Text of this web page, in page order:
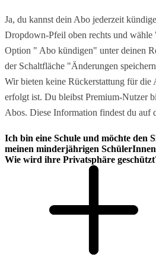
Ja, du kannst dein Abo jederzeit
Dropdown-Pfeil oben rechts und
Option " Abo kündigen" unter deinen
der Schaltfläche "Änderungen
Wir bieten keine Rückerstattung für die
erfolgt ist. Du bleibst Premium-Nutzer
Abos. Diese Information findest du auf
Ich bin eine Schule und möchte den
meinen minderjährigen
Wie wird ihre Privatsphäre